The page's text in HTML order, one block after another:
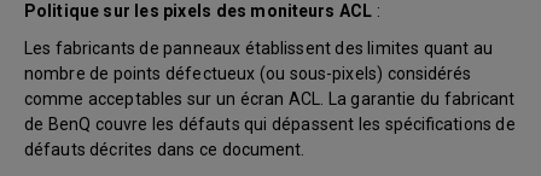
Politique sur les pixels des moniteurs ACL :
Les fabricants de panneaux établissent des limites quant au
nombre de points défectueux (ou sous-pixels) considérés
comme acceptables sur un écran ACL. La garantie du fabricant
de BenQ couvre les défauts qui dépassent les spécifications de
défauts décrites dans ce document.